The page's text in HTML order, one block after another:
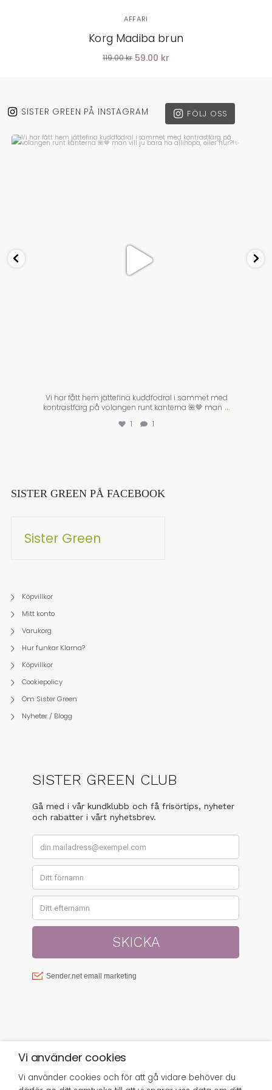
AFFARI
Korg Madiba brun
119.00 kr 59.00 kr
SISTER GREEN PÅ INSTAGRAM FÖLJ OSS
Vi har fått hem jättefina kuddfodral i sammet med
kontrastfärg på volangen runt kanterna 🌺🤎 man ...
1 1
SISTER GREEN PÅ FACEBOOK
Sister Green
Köpvillkor
Mitt konto
Varukorg
Hur funkar Klarna?
Köpvillkor
Cookiepolicy
Om Sister Green
Nyheter / Blogg
© SISTER GREEN 2023 | FRISÖRGÅRDEN
Vi använder cookies
Vi använder cookies och för att gå vidare behöver du